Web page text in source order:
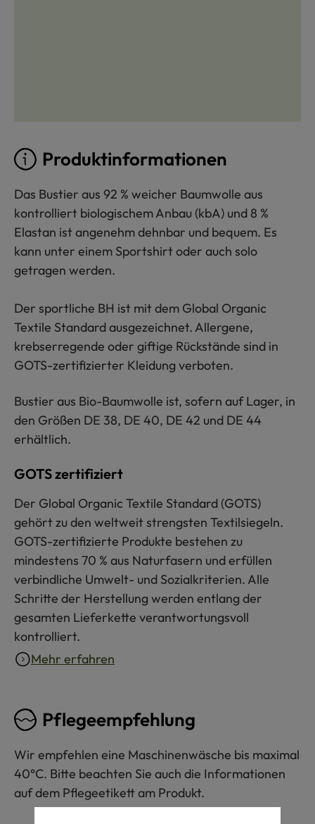
Produktinformationen
Das Bustier aus 92 % weicher Baumwolle aus
kontrolliert biologischem Anbau (kbA) und 8 %
Elastan ist angenehm dehnbar und bequem. Es
kann unter einem Sportshirt oder auch solo
getragen werden.
Der sportliche BH ist mit dem Global Organic
Textile Standard ausgezeichnet. Allergene,
krebserregende oder giftige Rückstände sind in
GOTS-zertifizierter Kleidung verboten.
Bustier aus Bio-Baumwolle ist, sofern auf Lager, in
den Größen DE 38, DE 40, DE 42 und DE 44
erhältlich.
GOTS zertifiziert
Der Global Organic Textile Standard (GOTS)
gehört zu den weltweit strengsten Textilsiegeln.
GOTS-zertifizierte Produkte bestehen zu
mindestens 70 % aus Naturfasern und erfüllen
verbindliche Umwelt- und Sozialkriterien. Alle
Schritte der Herstellung werden entlang der
gesamten Lieferkette verantwortungsvoll
kontrolliert.
Mehr erfahren
Pflegeempfehlung
Wir empfehlen eine Maschinenwäsche bis maximal
40°C. Bitte beachten Sie auch die Informationen
auf dem Pflegeetikett am Produkt.